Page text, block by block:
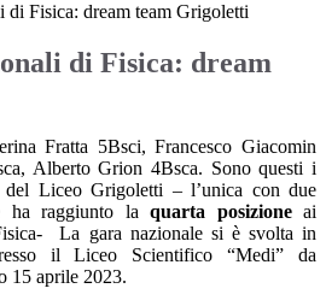
di Fisica: dream team Grigoletti
di Fisica: dream
Fratta 5Bsci, Francesco Giacomin
Alberto Grion 4Bsca. Sono questi i
del Liceo Grigoletti – l’unica con due
ha raggiunto laquarta posizioneai
La gara nazionale si è svolta in
il Liceo Scientifico “Medi” da
15 aprile 2023.